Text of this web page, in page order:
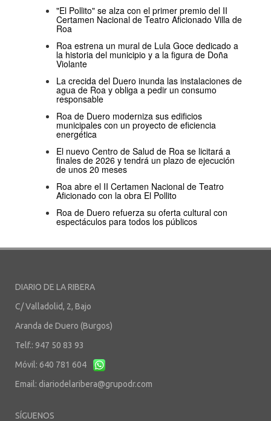
"El Pollito" se alza con el primer premio del II
Certamen Nacional de Teatro Aficionado Villa de
Roa
Roa estrena un mural de Lula Goce dedicado a
la historia del municipio y a la figura de Doña
Violante
La crecida del Duero inunda las instalaciones de
agua de Roa y obliga a pedir un consumo
responsable
Roa de Duero moderniza sus edificios
municipales con un proyecto de eficiencia
energética
El nuevo Centro de Salud de Roa se licitará a
finales de 2026 y tendrá un plazo de ejecución
de unos 20 meses
Roa abre el II Certamen Nacional de Teatro
Aficionado con la obra El Pollito
Roa de Duero refuerza su oferta cultural con
espectáculos para todos los públicos
DIARIO DE LA RIBERA
C/ Valladolid, 2, Bajo
Aranda de Duero (Burgos)
Telf.: 947 50 83 93
Móvil: 640 781 604
Email: diariodelaribera@grupodr.com
SÍGUENOS